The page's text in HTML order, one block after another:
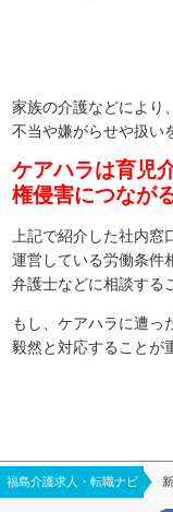
家族の介護などにより
不当や嫌がらせや扱い
ケアハラは育児
権侵害につなが
上記で紹介した社内窓
運営している労働条件
弁護士などに相談する
もし、ケアハラに遭っ
毅然と対応することが
福島介護求人・転職ナビ